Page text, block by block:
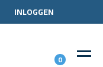
INLOGGEN
0